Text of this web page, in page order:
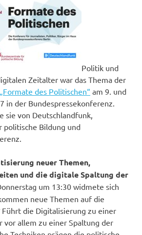
Politik und
Zeitalter war das Thema der
„Formate des Politischen“ am 9. und
in der Bundespressekonferenz.
sie von Deutschlandfunk,
politische Bildung und
neuer Themen,
und die digitale Spaltung der
um 13:30 widmete sich
neue Themen auf die
Führt die Digitalisierung zu einer
vor allem zu einer Spaltung der